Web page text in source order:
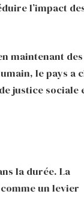
l’impact
maintenant des
le pays a
justice sociale
la durée. La
un levier